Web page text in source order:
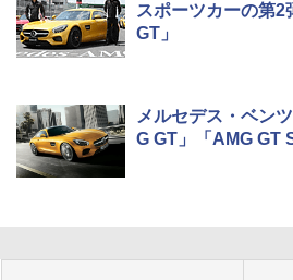
スポーツカーの第2
GT」
メルセデス・ベン
G GT」「AMG GT